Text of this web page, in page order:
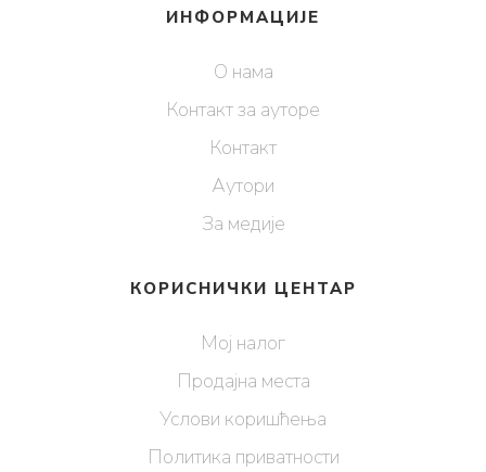
ИНФОРМАЦИЈЕ
О нама
Контакт за ауторе
Контакт
Аутори
За медије
КОРИСНИЧКИ ЦЕНТАР
Мој налог
Продајна места
Услови коришћења
Политика приватности